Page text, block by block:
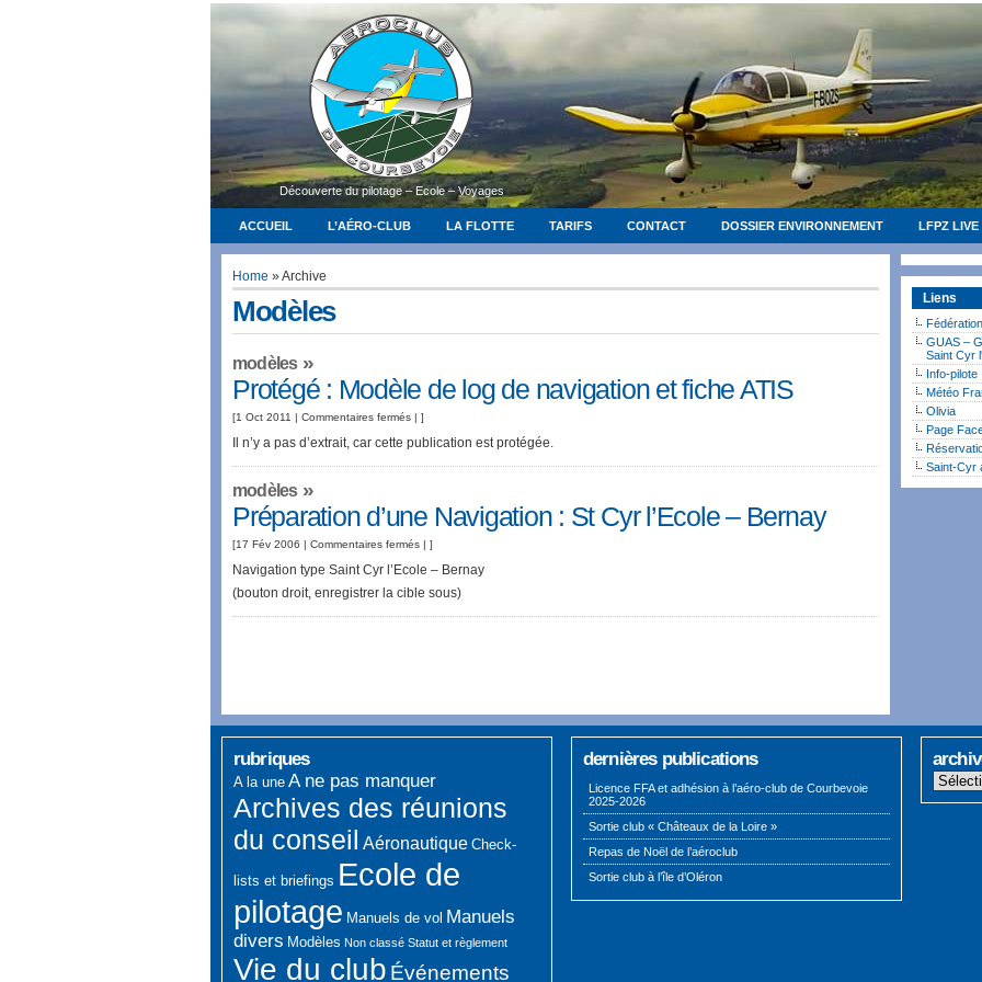
Découverte du pilotage – Ecole – Voyages
ACCUEIL L’AÉRO-CLUB LA FLOTTE TARIFS CONTACT DOSSIER ENVIRONNEMENT LFPZ LIVE
Home » Archive
Modèles
modèles»
Protégé : Modèle de log de navigation et fiche ATIS
[1 Oct 2011 | Commentaires ferméssur
Protégé :
navigation
et
fiche
| ]
Il n’y a pas d’extrait, car cette publication est protégée.
modèles»
Préparation d’une Navigation : St Cyr l’Ecole – Bernay
[17 Fév 2006 | Commentaires ferméssur
Préparation
d’une
–
| ]
Navigation type Saint Cyr l’Ecole – Bernay
(bouton droit, enregistrer la cible sous)
Liens
GUAS –
Saint Cyr
Info-pilote
Météo
Olivia
Page
Saint-Cyr
rubriques
A la une A ne pas manquer
Archives des réunions
du conseil Aéronautique Check-
lists et briefings Ecole de
pilotage Manuels de vol Manuels
divers Modèles Non classé Statut et règlement
Vie du club Événements
dernières publications
Licence FFA et adhésion à l’aéro-club de Courbevoie
2025-2026
Sortie club « Châteaux de la Loire »
Repas de Noël de l’aéroclub
Sortie club à l’île d’Oléron
Archives